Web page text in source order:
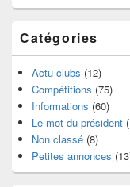
Catégories
Actu clubs (12)
Compétitions (75)
Informations (60)
Le mot du président
Non classé (8)
Petites annonces